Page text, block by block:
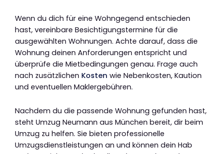
Wenn du dich für eine Wohngegend entschieden
hast, vereinbare Besichtigungstermine für die
ausgewählten Wohnungen. Achte darauf, dass die
Wohnung deinen Anforderungen entspricht und
überprüfe die Mietbedingungen genau. Frage auch
nach zusätzlichen Kosten wie Nebenkosten, Kaution
und eventuellen Maklergebühren.
Nachdem du die passende Wohnung gefunden hast,
steht Umzug Neumann aus München bereit, dir beim
Umzug zu helfen. Sie bieten professionelle
Umzugsdienstleistungen an und können dein Hab